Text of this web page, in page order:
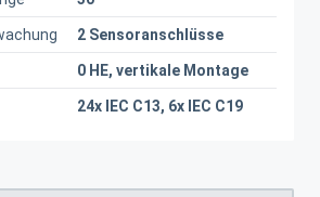
2 Sensoranschlüsse
0 HE, vertikale Montage
24x IEC C13, 6x IEC C19